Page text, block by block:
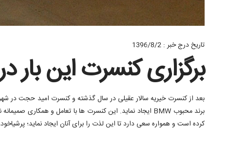
تاریخ درج خبر : 1396/8/2
برگزاری کنسرت این
بعد از کنسرت خیریه سالار عقیلی در سال گذشته و کنسرت امید حجت در
کرده است و همواره سعی دارد تا این لذت را برای آنان ایجاد نماید؛